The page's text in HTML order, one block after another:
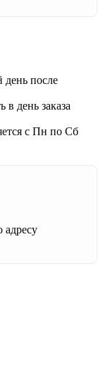
день после
в день заказа
с Пн по Сб
адресу